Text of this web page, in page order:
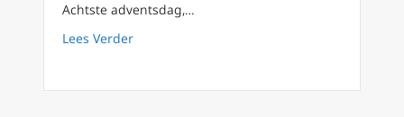
Achtste adventsdag,…
Lees Verderabout Dag 8 van de Advent: Leven in